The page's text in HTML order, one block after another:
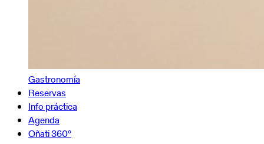
Gastronomía
Reservas
Info práctica
Agenda
Oñati 360º